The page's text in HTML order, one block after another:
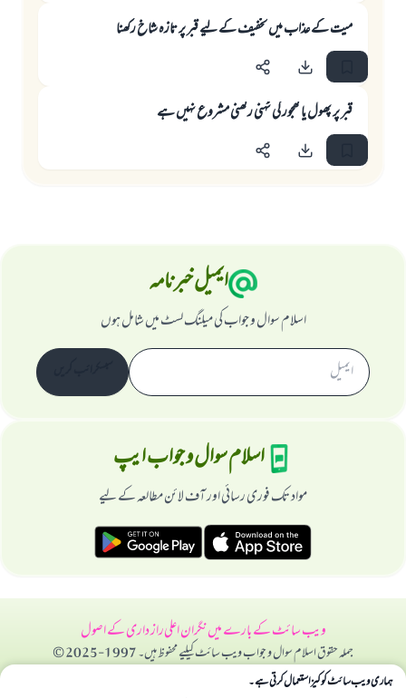
ميت كے عذاب ميں تخفيف كے ليے قبر پر تازہ شاخ ركھنا
قبر پر پھول يا كھجور كى ٹہنى ركھنى مشروع نہيں ہے
ایمیل خبرنامہ
اسلام سوال و جواب کی میلنگ لسٹ میں شامل ہوں
اسلام سوال و جواب ایپ
مواد تک فوری رسائی اور آف لائن مطالعہ کے لیے
ویب سائٹ کے بارے میںنگران اعلیراز داری کے اصول
جملہ حقوق اسلام سوال و جواب ویب سائٹ کیلیے محفوظ ہیں۔ 1997-2025 ©
ہماری ویب سائٹ کوکیز استعمال کرتی ہے۔